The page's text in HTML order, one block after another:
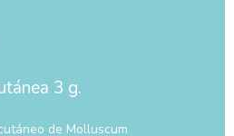
3 g.
de Molluscum